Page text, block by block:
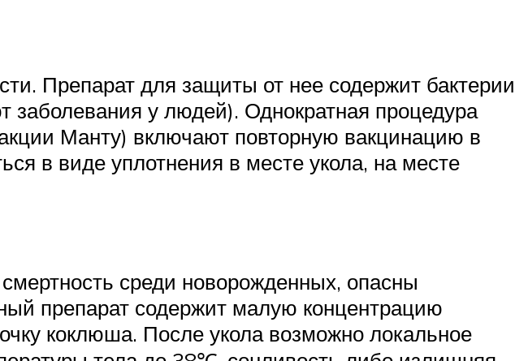
Препарат для защиты от нее содержит бактерии
заболевания у людей). Однократная процедура
Манту) включают повторную вакцинацию в
в виде уплотнения в месте укола, на месте
среди новорожденных, опасны
препарат содержит малую концентрацию
коклюша. После укола возможно локальное